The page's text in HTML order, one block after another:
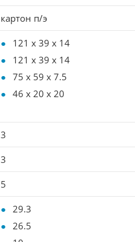
картон п/э
121 х 39 х 14
121 х 39 х 14
75 х 59 х 7.5
46 х 20 х 20
3
3
5
29.3
26.5